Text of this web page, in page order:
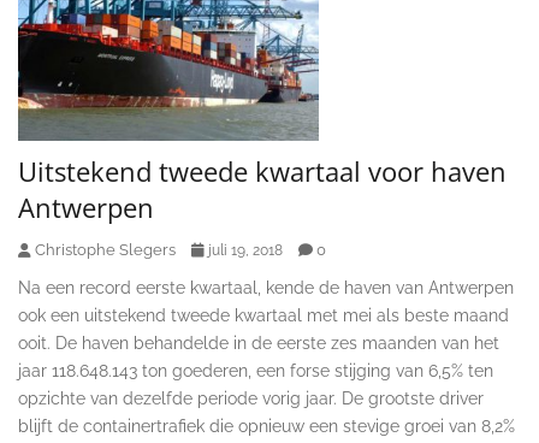
Uitstekend tweede kwartaal voor haven
Antwerpen
Christophe Slegers juli 19, 2018 0
Na een record eerste kwartaal, kende de haven van Antwerpen
ook een uitstekend tweede kwartaal met mei als beste maand
ooit. De haven behandelde in de eerste zes maanden van het
jaar 118.648.143 ton goederen, een forse stijging van 6,5% ten
opzichte van dezelfde periode vorig jaar. De grootste driver
blijft de containertrafiek die opnieuw een stevige groei van 8,2%